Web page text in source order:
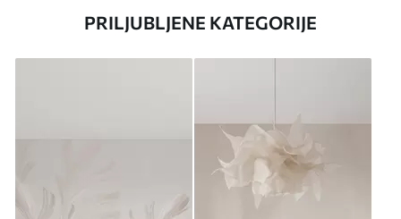
PRILJUBLJENE KATEGORIJE